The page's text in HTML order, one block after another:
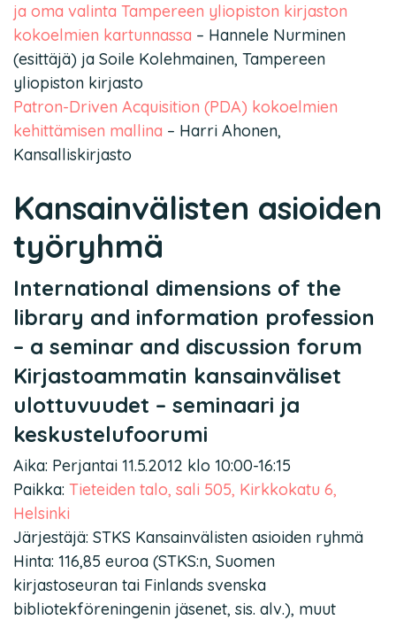
ja oma valinta Tampereen yliopiston kirjaston
kokoelmien kartunnassa – Hannele Nurminen
(esittäjä) ja Soile Kolehmainen, Tampereen
yliopiston kirjasto
Patron-Driven Acquisition (PDA) kokoelmien
kehittämisen mallina – Harri Ahonen,
Kansalliskirjasto
Kansainvälisten asioiden
työryhmä
International dimensions of the
library and information profession
– a seminar and discussion forum
Kirjastoammatin kansainväliset
ulottuvuudet – seminaari ja
keskustelufoorumi
Aika: Perjantai 11.5.2012 klo 10:00-16:15
Paikka: Tieteiden talo, sali 505, Kirkkokatu 6,
Helsinki
Järjestäjä: STKS Kansainvälisten asioiden ryhmä
Hinta: 116,85 euroa (STKS:n, Suomen
kirjastoseuran tai Finlands svenska
bibliotekföreningenin jäsenet, sis. alv.), muut